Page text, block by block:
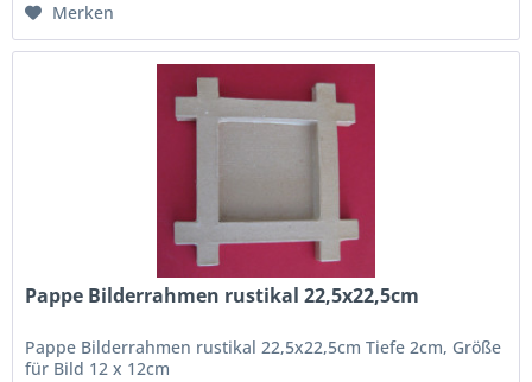
Merken
Pappe Bilderrahmen rustikal 22,5x22,5cm
Pappe Bilderrahmen rustikal 22,5x22,5cm Tiefe 2cm, Größe
für Bild 12 x 12cm